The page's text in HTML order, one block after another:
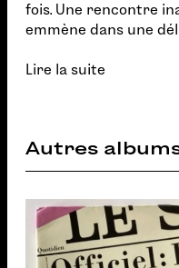
fois. Une rencontre
emmène dans une
Lire la suite
Autres